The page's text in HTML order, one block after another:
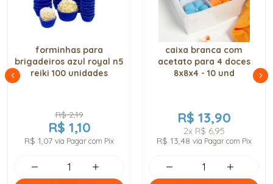
forminhas para
brigadeiros azul royal n5
reiki 100 unidades
R$ 2,19
R$ 1,10
R$ 1,07 via Pagar com Pix
caixa branca com
acetato para 4 doces
8x8x4 - 10 und
R$ 13,90
2x R$ 6,95
R$ 13,48 via Pagar com Pix